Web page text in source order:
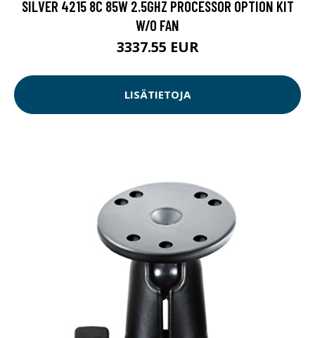
SILVER 4215 8C 85W 2.5GHZ PROCESSOR OPTION KIT
W/O FAN
3337.55 EUR
LISÄTIETOJA